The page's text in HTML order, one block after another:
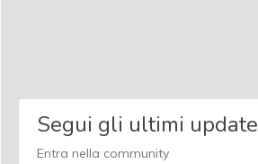
Segui gli ultimi update
Entra nella community